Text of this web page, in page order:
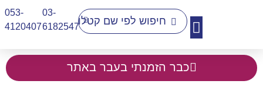
03-
6182547
053-
4120407​
כבר הזמנתי בעבר באתר